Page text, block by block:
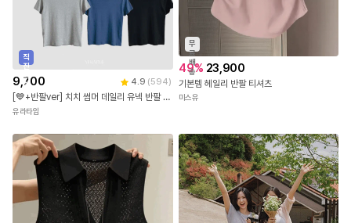
직
진
배
송
9,700 4.9 (594)
[💙+반팔ver] 치치 썸머 데일리 유넥 반팔 티셔츠 (레이어드/6color)
유라타임
무
료
배
송
49% 23,900
기본템 헤일리 반팔 티셔츠
미스유